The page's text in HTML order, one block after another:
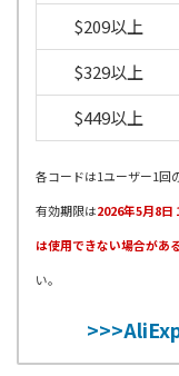
$209以上
$329以上
$449以上
各コードは1ユーザー1回の
有効期限は2026年5月8日
は使用できない場合があ
い。